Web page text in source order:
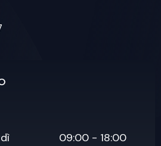
09:00 - 18:00